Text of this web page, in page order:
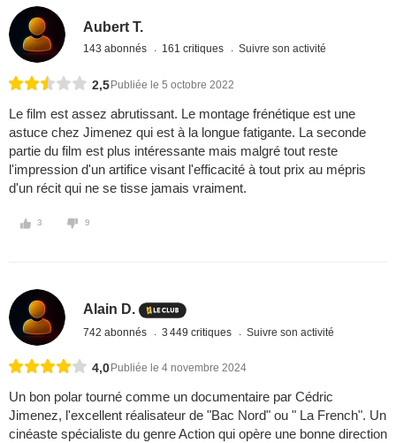
Aubert T.
143 abonnés 161 critiques Suivre son activité
2,5 Publiée le 5 octobre 2022
Le film est assez abrutissant. Le montage frénétique est une
astuce chez Jimenez qui est à la longue fatigante. La seconde
partie du film est plus intéressante mais malgré tout reste
l'impression d'un artifice visant l'efficacité à tout prix au mépris
d'un récit qui ne se tisse jamais vraiment.
3 9
Alain D.
742 abonnés 3 449 critiques Suivre son activité
4,0 Publiée le 4 novembre 2024
Un bon polar tourné comme un documentaire par Cédric
Jimenez, l'excellent réalisateur de "Bac Nord" ou " La French". Un
cinéaste spécialiste du genre Action qui opère une bonne direction